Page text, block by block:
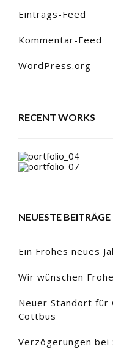
Eintrags-Feed
Kommentar-Feed
WordPress.org
RECENT WORKS
NEUESTE BEITRÄGE
Ein Frohes neues
Wir wünschen
Neuer Standort für
Cottbus
Verzögerungen bei